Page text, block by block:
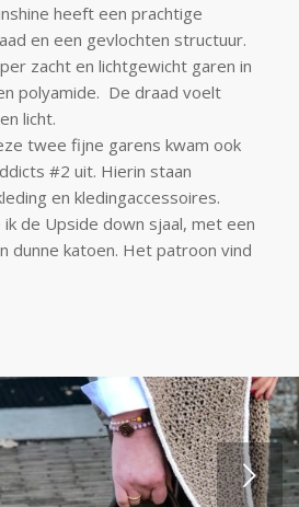
heeft een prachtige
en een gevlochten structuur.
zacht en lichtgewicht garen in
polyamide. De draad voelt
licht.
twee fijne garens kwam ook
#2 uit. Hierin staan
en kledingaccessoires.
ik de Upside down sjaal, met een
dunne katoen. Het patroon vind